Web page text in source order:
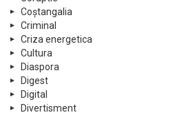
Coștangalia
Criminal
Criza energetica
Cultura
Diaspora
Digest
Digital
Divertisment